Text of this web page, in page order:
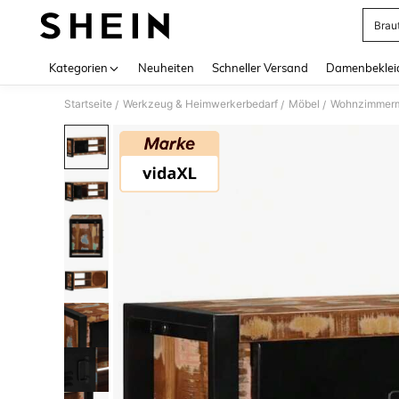
Kategorien Neuheiten Schneller Versand
Startseite / Werkzeug & Heimwerkerbedarf / Möbel /